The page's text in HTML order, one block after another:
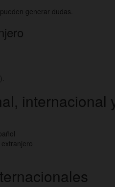
generar dudas.
internacional